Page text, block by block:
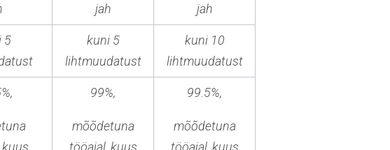
jah jah
5
kuni 5
lihtmuudatust
kuni 10
lihtmuudatust
kuus
99%,
mõõdetuna
tööajal, kuus
99.5%,
mõõdetuna
tööajal, kuus